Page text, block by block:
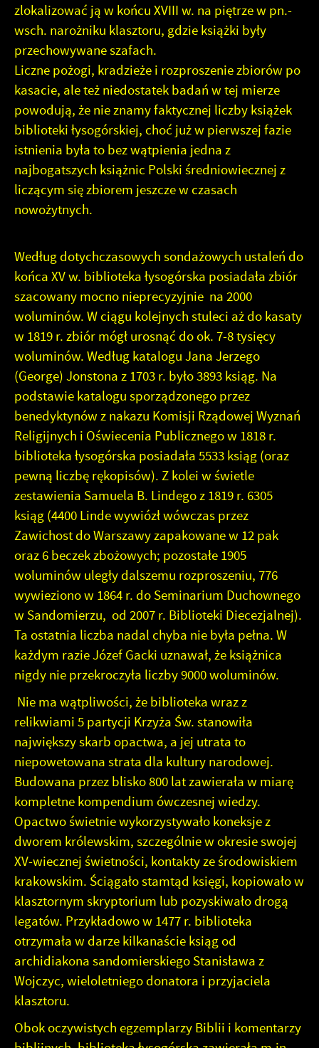
zlokalizować ją w końcu XVIII w. na piętrze w pn.-
wsch. narożniku klasztoru, gdzie książki były
przechowywane szafach.
Liczne pożogi, kradzieże i rozproszenie zbiorów po
kasacie, ale też niedostatek badań w tej mierze
powodują, że nie znamy faktycznej liczby książek
biblioteki łysogórskiej, choć już w pierwszej fazie
istnienia była to bez wątpienia jedna z
najbogatszych książnic Polski średniowiecznej z
liczącym się zbiorem jeszcze w czasach
nowożytnych.
Według dotychczasowych sondażowych ustaleń do
końca XV w. biblioteka łysogórska posiadała zbiór
szacowany mocno nieprecyzyjnie na 2000
woluminów. W ciągu kolejnych stuleci aż do kasaty
w 1819 r. zbiór mógł urosnąć do ok. 7-8 tysięcy
woluminów. Według katalogu Jana Jerzego
(George) Jonstona z 1703 r. było 3893 ksiąg. Na
podstawie katalogu sporządzonego przez
benedyktynów z nakazu Komisji Rządowej Wyznań
Religijnych i Oświecenia Publicznego w 1818 r.
biblioteka łysogórska posiadała 5533 ksiąg (oraz
pewną liczbę rękopisów). Z kolei w świetle
zestawienia Samuela B. Lindego z 1819 r. 6305
ksiąg (4400 Linde wywiózł wówczas przez
Zawichost do Warszawy zapakowane w 12 pak
oraz 6 beczek zbożowych; pozostałe 1905
woluminów uległy dalszemu rozproszeniu, 776
wywieziono w 1864 r. do Seminarium Duchownego
w Sandomierzu, od 2007 r. Biblioteki Diecezjalnej).
Ta ostatnia liczba nadal chyba nie była pełna. W
każdym razie Józef Gacki uznawał, że książnica
nigdy nie przekroczyła liczby 9000 woluminów.
Nie ma wątpliwości, że biblioteka wraz z
relikwiami 5 partycji Krzyża Św. stanowiła
największy skarb opactwa, a jej utrata to
niepowetowana strata dla kultury narodowej.
Budowana przez blisko 800 lat zawierała w miarę
kompletne kompendium ówczesnej wiedzy.
Opactwo świetnie wykorzystywało koneksje z
dworem królewskim, szczególnie w okresie swojej
XV-wiecznej świetności, kontakty ze środowiskiem
krakowskim. Ściągało stamtąd księgi, kopiowało w
klasztornym skryptorium lub pozyskiwało drogą
legatów. Przykładowo w 1477 r. biblioteka
otrzymała w darze kilkanaście ksiąg od
archidiakona sandomierskiego Stanisława z
Wojczyc, wieloletniego donatora i przyjaciela
klasztoru.
Obok oczywistych egzemplarzy Biblii i komentarzy